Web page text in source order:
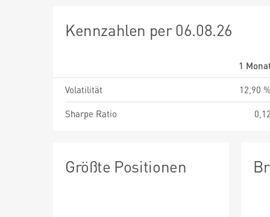
Kennzahlen per 06.08.26
1
Volatilität
12,90
Sharpe Ratio
Größte Positionen